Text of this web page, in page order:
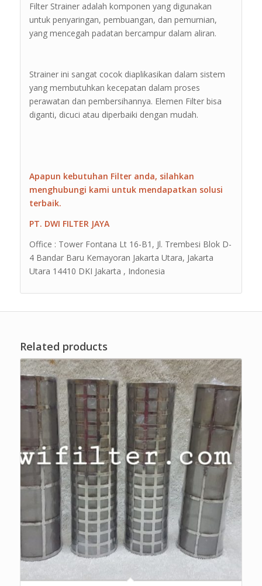
Filter Strainer adalah komponen yang digunakan
untuk penyaringan, pembuangan, dan pemurnian,
yang mencegah padatan bercampur dalam aliran.
Strainer ini sangat cocok diaplikasikan dalam sistem
yang membutuhkan kecepatan dalam proses
perawatan dan pembersihannya. Elemen Filter bisa
diganti, dicuci atau diperbaiki dengan mudah.
Apapun kebutuhan Filter anda, silahkan
menghubungi kami untuk mendapatkan solusi
terbaik.
PT. DWI FILTER JAYA
Office : Tower Fontana Lt 16-B1, Jl. Trembesi Blok D-
4 Bandar Baru Kemayoran Jakarta Utara, Jakarta
Utara 14410 DKI Jakarta , Indonesia
Related products